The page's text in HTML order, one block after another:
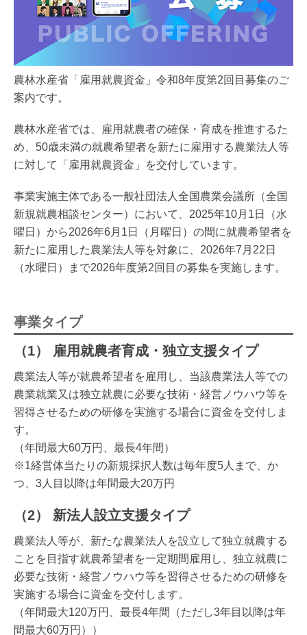
農林水産省「雇用就農資金」令和8年度第2回目募集のご
案内です。
農林水産省では、雇用就農者の確保・育成を推進するた
め、50歳未満の就農希望者を新たに雇用する農業法人等
に対して「雇用就農資金」を交付しています。
事業実施主体である一般社団法人全国農業会議所（全国
新規就農相談センター）において、2025年10月1日（水
曜日）から2026年6月1日（月曜日）の間に就農希望者を
新たに雇用した農業法人等を対象に、2026年7月22日
（水曜日）まで2026年度第2回目の募集を実施します。
事業タイプ
（1） 雇用就農者育成・独立支援タイプ
農業法人等が就農希望者を雇用し、当該農業法人等での
農業就業又は独立就農に必要な技術・経営ノウハウ等を
習得させるための研修を実施する場合に資金を交付しま
す。
（年間最大60万円、最長4年間）
※1経営体当たりの新規採択人数は毎年度5人まで、か
つ、3人目以降は年間最大20万円
（2） 新法人設立支援タイプ
農業法人等が、新たな農業法人を設立して独立就農する
ことを目指す就農希望者を一定期間雇用し、独立就農に
必要な技術・経営ノウハウ等を習得させるための研修を
実施する場合に資金を交付します。
（年間最大120万円、最長4年間（ただし3年目以降は年
間最大60万円））